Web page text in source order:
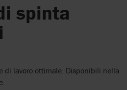
spinta
di lavoro ottimale. Disponibili nella